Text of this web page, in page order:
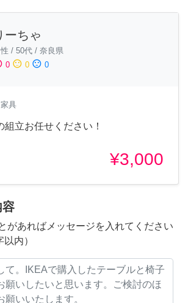
ーちゃ
/ 50代 / 奈良県
0 sentiment_neutral 0 sentiment_dissatisfied 0
具
組立お任せください！
¥3,000
容
があればメッセージを入れてください
内）